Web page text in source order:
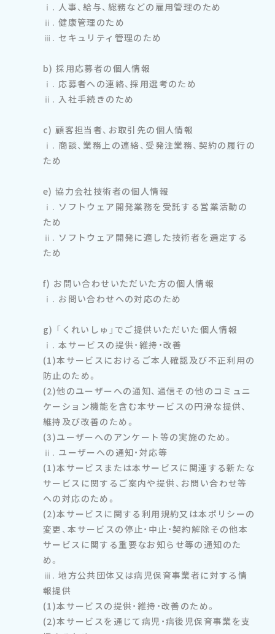
ⅰ. 人事、給与、総務などの雇用管理のため
ⅱ. 健康管理のため
ⅲ. セキュリティ管理のため
b) 採用応募者の個人情報
ⅰ. 応募者への連絡、採用選考のため
ⅱ. 入社手続きのため
c) 顧客担当者、お取引先の個人情報
ⅰ. 商談、業務上の連絡、受発注業務、契約の履行の
ため
e) 協力会社技術者の個人情報
ⅰ. ソフトウェア開発業務を受託する営業活動の
ため
ⅱ. ソフトウェア開発に適した技術者を選定する
ため
f) お問い合わせいただいた方の個人情報
ⅰ. お問い合わせへの対応のため
g) 「くれいしゅ」でご提供いただいた個人情報
ⅰ. 本サービスの提供・維持・改善
(1)本サービスにおけるご本人確認及び不正利用の
防止のため。
(2)他のユーザーへの通知、通信その他のコミュニ
ケーション機能を含む本サービスの円滑な提供、
維持及び改善のため。
(3)ユーザーへのアンケート等の実施のため。
ⅱ. ユーザーへの通知・対応等
(1)本サービスまたは本サービスに関連する新たな
サービスに関するご案内や提供、お問い合わせ等
への対応のため。
(2)本サービスに関する利用規約又は本ポリシーの
変更、本サービスの停止・中止・契約解除その他本
サービスに関する重要なお知らせ等の通知のた
め。
ⅲ. 地方公共団体又は病児保育事業者に対する情
報提供
(1)本サービスの提供・維持・改善のため。
(2)本サービスを通じて病児・病後児保育事業を支